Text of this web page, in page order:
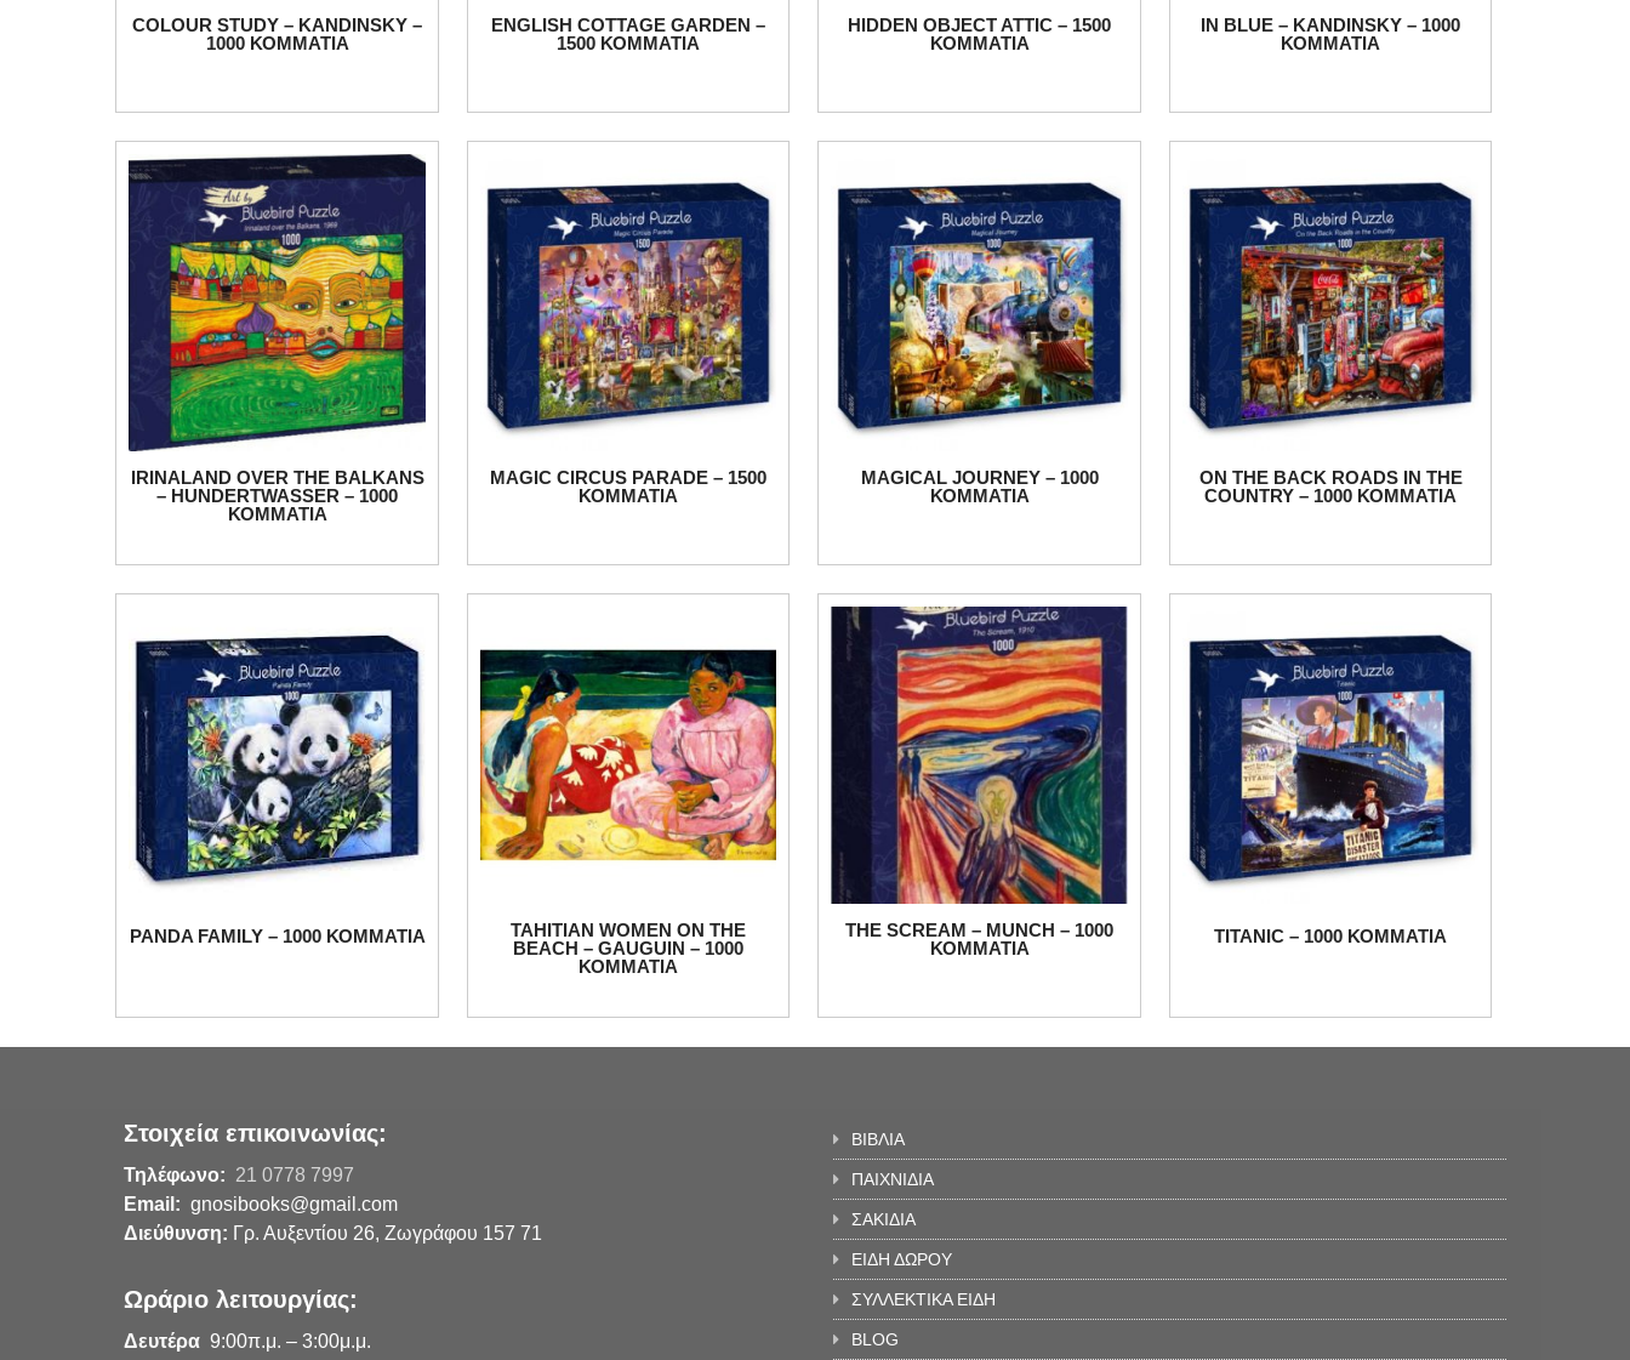
COLOUR STUDY – KANDINSKY –
1000 ΚΟΜΜΑΤΙΑ
ENGLISH COTTAGE GARDEN –
1500 ΚΟΜΜΑΤΙΑ
HIDDEN OBJECT ATTIC – 1500
ΚΟΜΜΑΤΙΑ
IN BLUE – KANDINSKY – 1000
ΚΟΜΜΑΤΙΑ
IRINALAND OVER THE BALKANS
– HUNDERTWASSER – 1000
ΚΟΜΜΑΤΙΑ
MAGIC CIRCUS PARADE – 1500
ΚΟΜΜΑΤΙΑ
MAGICAL JOURNEY – 1000
ΚΟΜΜΑΤΙΑ
ON THE BACK ROADS IN THE
COUNTRY – 1000 ΚΟΜΜΑΤΙΑ
PANDA FAMILY – 1000 ΚΟΜΜΑΤΙΑ
TAHITIAN WOMEN ON THE
BEACH – GAUGUIN – 1000
ΚΟΜΜΑΤΙΑ
THE SCREAM – MUNCH – 1000
ΚΟΜΜΑΤΙΑ
TITANIC – 1000 ΚΟΜΜΑΤΙΑ
Στοιχεία επικοινωνίας:
Τηλέφωνο: 21 0778 7997
Email: gnosibooks@gmail.com
Διεύθυνση: Γρ. Αυξεντίου 26, Ζωγράφου 157 71
Ωράριο λειτουργίας:
Δευτέρα 9:00π.μ. – 3:00μ.μ.
ΒΙΒΛΙΑ
ΠΑΙΧΝΙΔΙΑ
ΣΑΚΙΔΙΑ
ΕΙΔΗ ΔΩΡΟΥ
ΣΥΛΛΕΚΤΙΚΑ ΕΙΔΗ
BLOG